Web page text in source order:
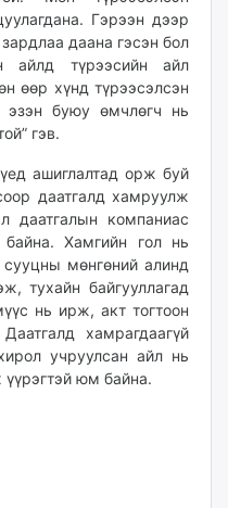
Гэрээн дээр
даана гэсэн бол
айлд түрээсийн айл
өөр хүнд түрээсэлсэн
эзэн буюу өмчлөгч нь
гэв.
ашиглалтад орж буй
даатгалд хамруулж
даатгалын компаниас
Хамгийн гол нь
мөнгөний алинд
тухайн байгууллагад
нь ирж, акт тогтоон
хамрагдаагүй
учруулсан айл нь
үүрэгтэй юм байна.